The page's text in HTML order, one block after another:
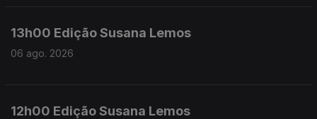
13h00 Edição Susana Lemos
06 ago. 2026
12h00 Edição Susana Lemos